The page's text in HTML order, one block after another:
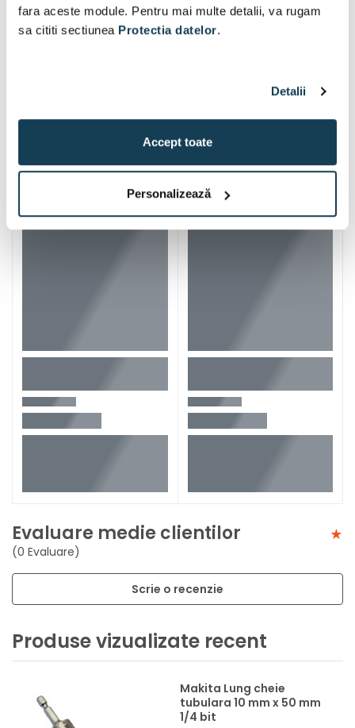
fara aceste module. Pentru mai multe detalii, va rugam
sa cititi sectiunea Protectia datelor.
Detalii
Accept toate
Personalizează
Iti mai recomandam si
Evaluare medie clientilor
(0 Evaluare)
Scrie o recenzie
Produse vizualizate recent
Makita Lung cheie
tubulara 10 mm x 50 mm
1/4 bit